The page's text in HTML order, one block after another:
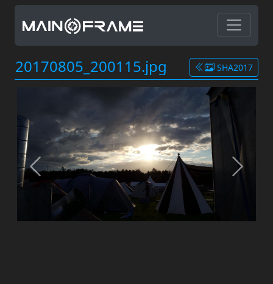
20170805_200115.jpg SHA2017